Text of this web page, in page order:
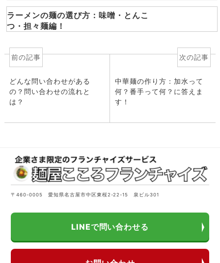
ラーメンの麺の選び方：味噌・とんこ
つ・担々麺編！
前の記事
どんな問い合わせがある
の？問い合わせの流れと
は？
次の記事
中華麺の作り方：加水って
何？番手って何？に答えま
す！
〒460-0005 愛知県名古屋市中区東桜2-22-15 泉ビル301
LINEで問い合わせる